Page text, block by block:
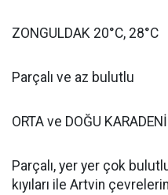
ZONGULDAK 20°C, 28°C
Parçalı ve az bulutlu
ORTA ve DOĞU
Parçalı, yer yer çok
kıyıları ile Artvin